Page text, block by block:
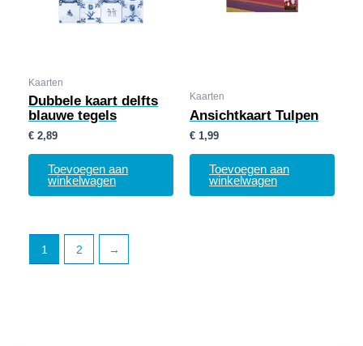
Kaarten
Dubbele kaart delfts
blauwe tegels
€ 2,89
Toevoegen aan
winkelwagen
Kaarten
Ansichtkaart Tulpen
€ 1,99
Toevoegen aan
winkelwagen
1 2 →